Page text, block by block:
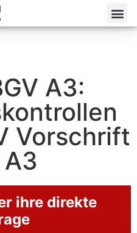
A3:
Vorschrift
ihre direkte